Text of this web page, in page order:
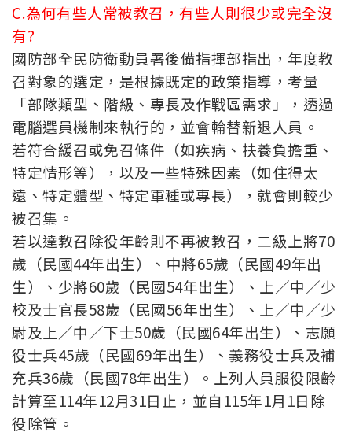
C.為何有些人常被教召，有些人則很少或完全沒
有?
國防部全民防衛動員署後備指揮部指出，年度教
召對象的選定，是根據既定的政策指導，考量
「部隊類型、階級、專長及作戰區需求」，透過
電腦選員機制來執行的，並會輪替新退人員。
若符合緩召或免召條件（如疾病、扶養負擔重、
特定情形等），以及一些特殊因素（如住得太
遠、特定體型、特定軍種或專長），就會則較少
被召集。
若以達教召除役年齡則不再被教召，二級上將70
歲（民國44年出生）、中將65歲（民國49年出
生）、少將60歲（民國54年出生）、上／中／少
校及士官長58歲（民國56年出生）、上／中／少
尉及上／中／下士50歲（民國64年出生）、志願
役士兵45歲（民國69年出生）、義務役士兵及補
充兵36歲（民國78年出生）。上列人員服役限齡
計算至114年12月31日止，並自115年1月1日除
役除管 。